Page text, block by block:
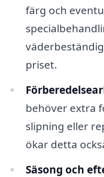
färg och
priset.
behöver extra
slipning eller
ökar detta
Säsong och